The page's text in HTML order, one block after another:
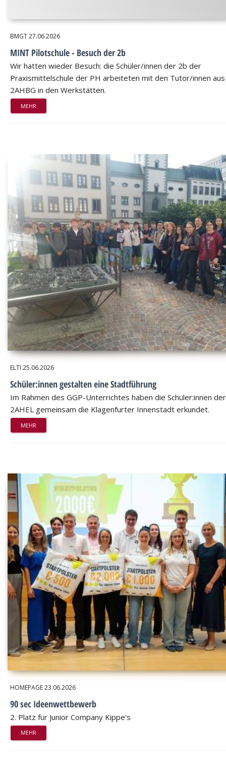
BMGT27.06.2026
MINT Pilotschule - Besuch der 2b
Wir hatten wieder Besuch: die Schüler/innen der 2b der
Praxismittelschule der PH arbeiteten mit den Tutor/innen
2AHBG in den Werkstätten.
MEHR
ELTI 25.06.2026
Schüler:innen gestalten eine Stadtführung
Im Rahmen des GGP-Unterrichtes haben die Schüler:innen der
2AHEL gemeinsam die Klagenfurter Innenstadt erkundet.
MEHR
HOMEPAGE23.06.2026
90 sec Ideenwettbewerb
2. Platz für Junior Company Kippe's
MEHR